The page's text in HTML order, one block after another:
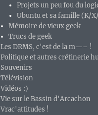
Projets un peu fou du
Ubuntu et sa famille (K/
Mémoire de vieux geek
Trucs de geek
Les DRMS, c'est de la m—– !
Politique et autres crétinerie
Souvenirs
Télévision
Vidéos :)
Vie sur le Bassin d'Arcachon
Vrac'attitudes !